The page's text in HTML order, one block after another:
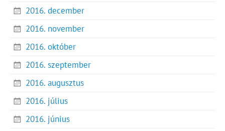
2016. december
2016. november
2016. október
2016. szeptember
2016. augusztus
2016. július
2016. június